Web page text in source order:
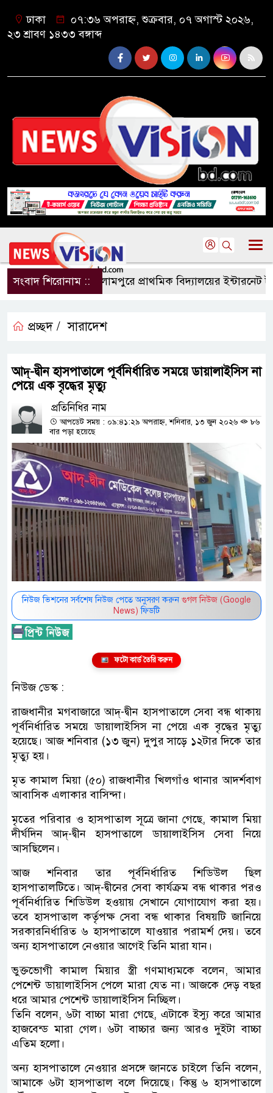
ঢাকা
০৭:৩৬ অপরাহ্ন, শুক্রবার, ০৭ অগাস্ট ২০২৬,
২৩ শ্রাবণ ১৪৩৩ বঙ্গাব্দ
সংবাদ শিরোনাম ::​ইসলামপুরে প্রাথমিক বিদ্যালয়ের ইন্টারনেট
প্রচ্ছদ / সারাদেশ
আদ্-দ্বীন হাসপাতালে পূর্বনির্ধারিত সময়ে ডায়ালাইসিস না
পেয়ে এক বৃদ্ধের মৃত্যু
প্রতিনিধির নাম
আপডেট সময় : ০৯:৪১:২৯ অপরাহ্ন, শনিবার, ১৩ জুন ২০২৬
৮৬
বার পড়া হয়েছে
নিউজ ভিশনের সর্বশেষ নিউজ পেতে অনুসরণ করুন গুগল নিউজ (Google
News) ফিডটি
ফটো কার্ড তৈরি করুন
নিউজ ডেস্ক :
রাজধানীর মগবাজারে আদ্-দ্বীন হাসপাতালে সেবা বন্ধ থাকায়
পূর্বনির্ধারিত সময়ে ডায়ালাইসিস না পেয়ে এক বৃদ্ধের মৃত্যু
হয়েছে। আজ শনিবার (১৩ জুন) দুপুর সাড়ে ১২টার দিকে তার
মৃত্যু হয়।
মৃত কামাল মিয়া (৫০) রাজধানীর খিলগাঁও থানার আদর্শবাগ
আবাসিক এলাকার বাসিন্দা।
মৃতের পরিবার ও হাসপাতাল সূত্রে জানা গেছে, কামাল মিয়া
দীর্ঘদিন আদ্-দ্বীন হাসপাতালে ডায়ালাইসিস সেবা নিয়ে
আসছিলেন।
আজ শনিবার তার পূর্বনির্ধারিত শিডিউল ছিল
হাসপাতালটিতে। আদ্-দ্বীনের সেবা কার্যক্রম বন্ধ থাকার পরও
পূর্বনির্ধারিত শিডিউল হওয়ায় সেখানে যোগাযোগ করা হয়।
তবে হাসপাতাল কর্তৃপক্ষ সেবা বন্ধ থাকার বিষয়টি জানিয়ে
সরকারনির্ধারিত ৬ হাসপাতালে যাওয়ার পরামর্শ দেয়। তবে
অন্য হাসপাতালে নেওয়ার আগেই তিনি মারা যান।
ভুক্তভোগী কামাল মিয়ার স্ত্রী গণমাধ্যমকে বলেন, আমার
পেশেন্ট ডায়ালাইসিস পেলে মারা যেত না। আজকে দেড় বছর
ধরে আমার পেশেন্ট ডায়ালাইসিস নিচ্ছিল।
তিনি বলেন, ৬টা বাচ্চা মারা গেছে, এটাকে ইস্যু করে আমার
হাজবেন্ড মারা গেল। ৬টা বাচ্চার জন্য আরও দুইটা বাচ্চা
এতিম হলো।
অন্য হাসপাতালে নেওয়ার প্রসঙ্গে জানতে চাইলে তিনি বলেন,
আমাকে ৬টা হাসপাতাল বলে দিয়েছে। কিন্তু ৬ হাসপাতালে